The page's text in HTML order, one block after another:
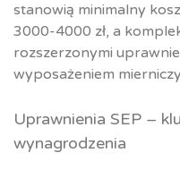
stanowią minimalny
3000-4000 zł, a
rozszerzonymi
wyposażeniem
Uprawnienia SEP –
wynagrodzenia